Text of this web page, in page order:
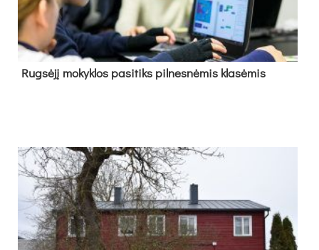
Rug­sė­jį mo­kyk­los pa­si­tiks pil­nes­nė­mis kla­sė­mis